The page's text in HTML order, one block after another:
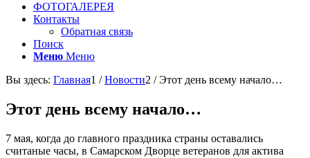
ФОТОГАЛЕРЕЯ
Контакты
Обратная связь
Поиск
Меню Меню
Вы здесь: Главная1 / Новости2 / Этот день всему начало…
Этот день всему начало…
7 мая, когда до главного праздника страны оставались
считаные часы, в Самарском Дворце ветеранов для актива